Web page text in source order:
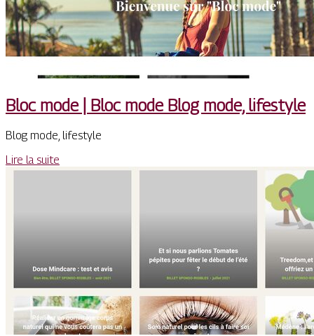
Bloc mode | Bloc mode Blog mode, lifestyle
Blog mode, lifestyle
Lire la suite